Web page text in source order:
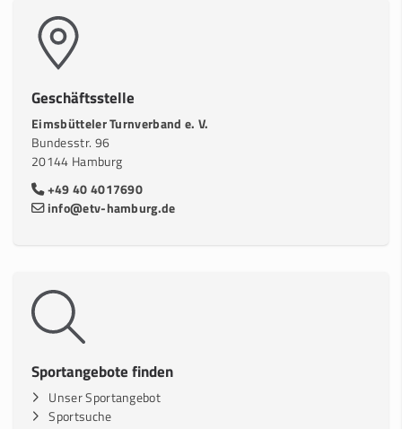
Geschäftsstelle
Eimsbütteler Turnverband e. V.
Bundesstr. 96
20144 Hamburg
+49 40 4017690
info@etv-hamburg.de
Sportangebote finden
Unser Sportangebot
Sportsuche